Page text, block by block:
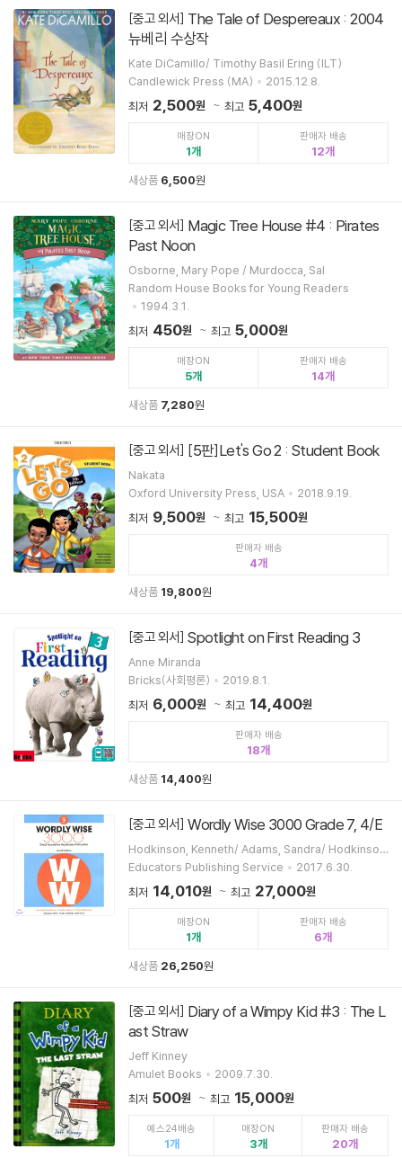
[중고 외서]
뉴베리 수상작
Kate DiCamillo/ Timothy Basil Ering (ILT)
Candlewick Press (MA)
2015.12.8.
최저 2,500원 최고 5,400원
매장ON
1
판매자 배송
12
새상품 6,500원
[중고 외서]
Past Noon
Osborne, Mary Pope / Murdocca, Sal
Random House Books for Young Readers
1994.3.1.
최저 450원 최고 5,000원
매장ON
5
판매자 배송
14
새상품 7,280원
[중고 외서] [5판]Let's Go 2 : Student Book
Nakata
Oxford University Press, USA
2018.9.19.
최저 9,500원 최고 15,500원
판매자 배송
4
새상품 19,800원
[중고 외서] Spotlight on First Reading 3
Anne Miranda
Bricks(사회평론)
2019.8.1.
최저 6,000원 최고 14,400원
판매자 배송
18
새상품 14,400원
[중고 외서] Wordly Wise 3000 Grade 7, 4/E
Hodkinson, Kenneth/ Adams, Sandra/ Hodkinson,
Erica/ Educators Publishing Service (COR)
Educators Publishing Service
2017.6.30.
최저 14,010원 최고 27,000원
매장ON
1
판매자 배송
6
새상품 26,250원
[중고 외서]
ast Straw
Jeff Kinney
Amulet Books
2009.7.30.
최저 500원 최고 15,000원
예스24배송
1
매장ON
3
판매자 배송
20